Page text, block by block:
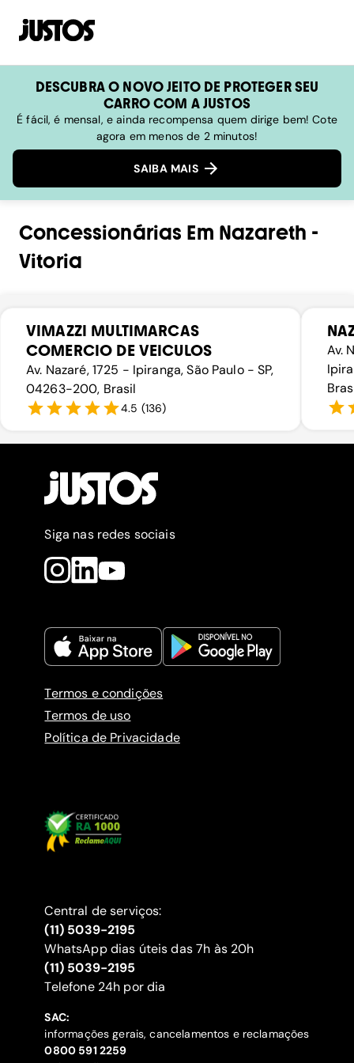
DESCUBRA O NOVO JEITO DE PROTEGER SEU
CARRO COM A JUSTOS
É fácil, é mensal, e ainda recompensa quem dirige bem! Cote
agora em menos de 2 minutos!
SAIBA MAIS
Concessionárias Em Nazareth -
Vitoria
VIMAZZI MULTIMARCAS
COMERCIO DE VEICULOS
Av. Nazaré, 1725 - Ipiranga, São Paulo - SP,
04263-200, Brasil
4.5 (136)
Av.
Siga nas redes sociais
Termos e condições
Termos de uso
Política de Privacidade
Central de serviços:
(11) 5039-2195
WhatsApp dias úteis das 7h às 20h
(11) 5039-2195
‍Telefone 24h por dia
SAC:
informações gerais, cancelamentos e reclamações
‍0800 591 2259